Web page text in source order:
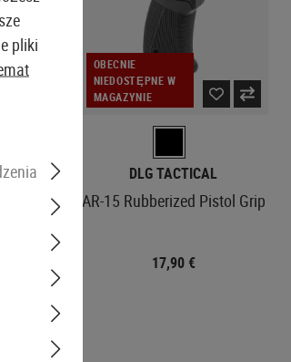
OBECNIE
NIEDOSTĘPNE W
MAGAZYNIE
DLG TACTICAL
AR-15 Rubberized Pistol Grip
17,90 €
pliki